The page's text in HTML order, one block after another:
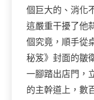
個巨大的、消化
這嚴重干擾了他
個究竟，順手從
秘笈》封面的皺
一腳踏出店門，
的主幹道上，數